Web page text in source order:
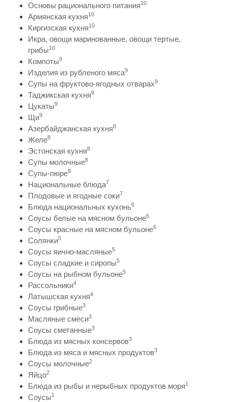
Основы рационального питания10
Армянская кухня10
Киргизская кухня10
Икра, овощи маринованные, овощи тертые,
грибы10
Компоты9
Изделия из рубленого мяса9
Супы на фруктово-ягодных отварах9
Таджикская кухня9
Цукаты9
Щи9
Азербайджанская кухня8
Желе8
Эстонская кухня8
Супы молочные8
Супы-пюре8
Национальные блюда7
Плодовые и ягодные соки7
Блюда национальных кухонь6
Соусы белые на мясном бульоне6
Соусы красные на мясном бульоне6
Солянки5
Соусы яично-масляные5
Соусы сладкие и сиропы5
Соусы на рыбном бульоне5
Рассольники4
Латышская кухня4
Соусы грибные3
Масляные смеси3
Соусы сметанные3
Блюда из мясных консервов3
Блюда из мяса и мясных продуктов3
Соусы молочные2
Яйцо2
Блюда из рыбы и нерыбных продуктов моря1
Соусы1